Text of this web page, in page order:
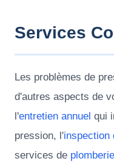
Services
Les problèmes de
d'autres aspects de
l'entretien annuel qui
pression, l'inspection
services de